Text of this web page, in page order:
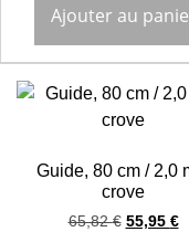
Ajouter au
Guide, 80 cm / 2,0
crove
65,82€ 55,95 €